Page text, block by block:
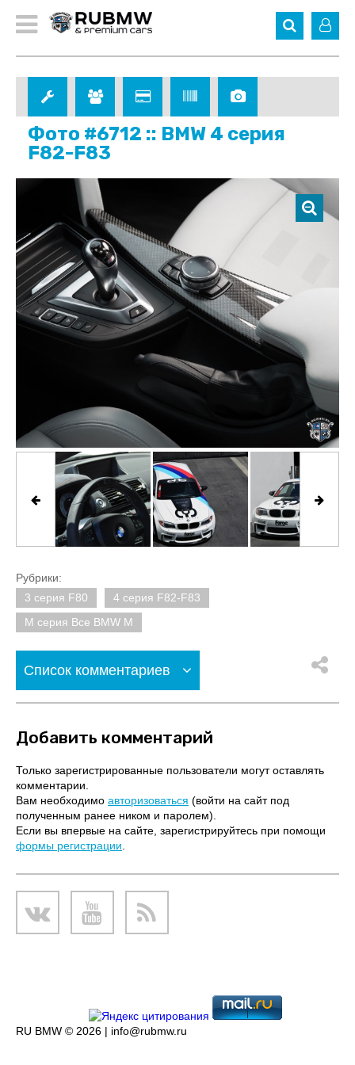
Фото #6712 :: BMW 4 серия
F82-F83
Рубрики:
3 серия F80
4 серия F82-F83
M серия Все BMW M
Список комментариев
Добавить комментарий
Только зарегистрированные пользователи могут оставлять
комментарии.
Вам необходимо авторизоваться (войти на сайт под
полученным ранее ником и паролем).
Если вы впервые на сайте, зарегистрируйтесь при помощи
формы регистрации
RU BMW © 2026 | info@rubmw.ru